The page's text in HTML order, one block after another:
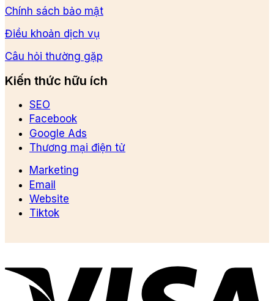
Chính sách bảo mật
Điều khoản dịch vụ
Câu hỏi thường gặp
Kiến thức hữu ích
SEO
Facebook
Google Ads
Thương mại điện tử
Marketing
Email
Website
Tiktok